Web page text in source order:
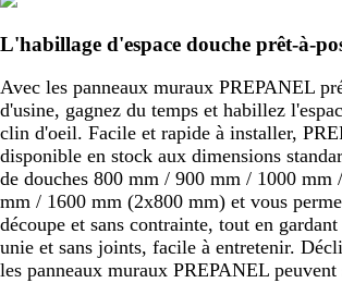
L'habillage d'espace douche prêt-à-
Avec les panneaux muraux PREPANEL
d'usine, gagnez du temps et habillez
clin d'oeil. Facile et rapide à installer,
disponible en stock aux dimensions
de douches 800 mm / 900 mm / 1000 mm
mm / 1600 mm (2x800 mm) et vous
découpe et sans contrainte, tout en
unie et sans joints, facile à entretenir.
les panneaux muraux PREPANEL peuvent